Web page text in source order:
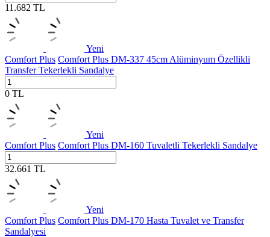
11.682 TL
Yeni
Comfort Plus Comfort Plus DM-337 45cm Alüminyum Özellikli
Transfer Tekerlekli Sandalye
0 TL
Yeni
Comfort Plus Comfort Plus DM-160 Tuvaletli Tekerlekli Sandalye
32.661 TL
Yeni
Comfort Plus Comfort Plus DM-170 Hasta Tuvalet ve Transfer
Sandalyesi